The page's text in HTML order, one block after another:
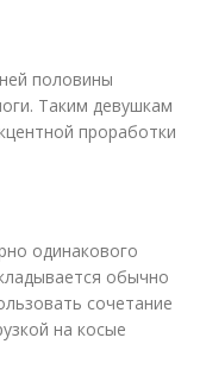
половины
Таким девушкам
проработки
одинакового
обычно
сочетание
на косые